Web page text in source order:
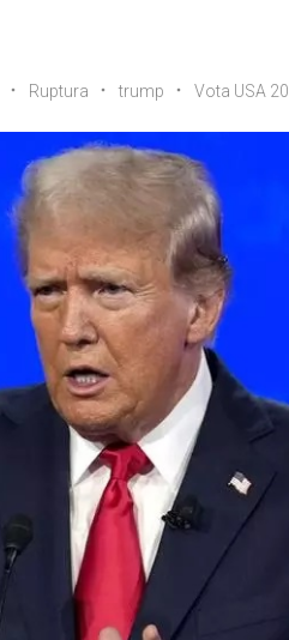
Ruptura trump Vota USA